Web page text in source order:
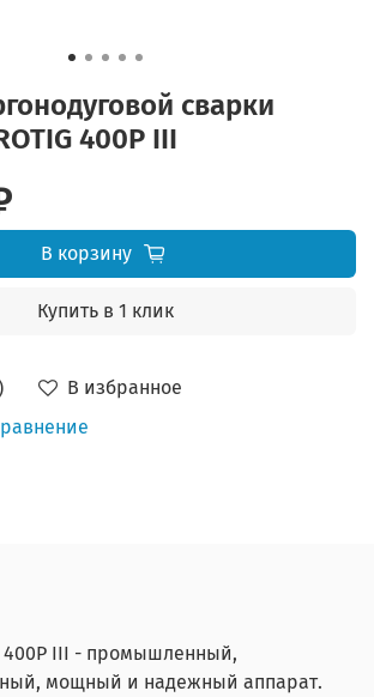
сварки
400P III
В избранное
В корзину
Купить в 1 клик
400P III - промышленный,
мощный и надежный аппарат.